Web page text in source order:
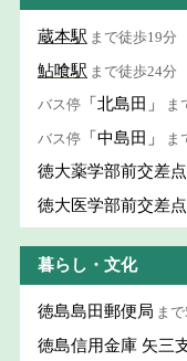
蔵本駅 まで徒歩19分
鮎喰駅 まで徒歩24分
バス停 「北島田」 ま
バス停 「中島田」 ま
徳大薬学部前交差点
徳大医学部前交差点
暮らし・文化
徳島島田郵便局 ま
徳島信用金庫 矢三